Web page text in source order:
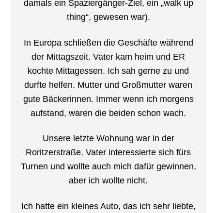
damals ein Spaziergänger-Ziel, ein „walk up
thing“, gewesen war).
In Europa schließen die Geschäfte während
der Mittagszeit. Vater kam heim und ER
kochte Mittagessen. Ich sah gerne zu und
durfte helfen. Mutter und Großmutter waren
gute Bäckerinnen. Immer wenn ich morgens
aufstand, waren die beiden schon wach.
Unsere letzte Wohnung war in der
Roritzerstraße. Vater interessierte sich fürs
Turnen und wollte auch mich dafür gewinnen,
aber ich wollte nicht.
Ich hatte ein kleines Auto, das ich sehr liebte,